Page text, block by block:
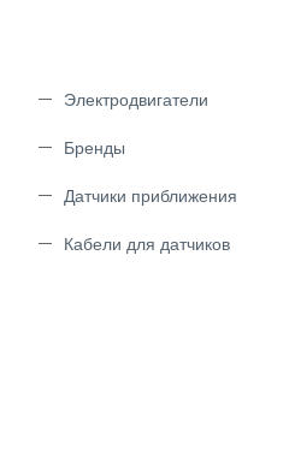
Электродвигатели
Бренды
Датчики приближения
Кабели для датчиков